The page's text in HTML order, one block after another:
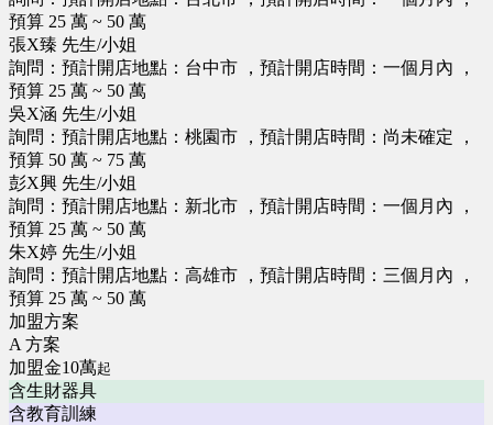
預算 25 萬 ~ 50 萬
張X臻 先生/小姐
詢問：預計開店地點：台中市 ，預計開店時間：一個月內 ，
預算 25 萬 ~ 50 萬
吳X涵 先生/小姐
詢問：預計開店地點：桃園市 ，預計開店時間：尚未確定 ，
預算 50 萬 ~ 75 萬
彭X興 先生/小姐
詢問：預計開店地點：新北市 ，預計開店時間：一個月內 ，
預算 25 萬 ~ 50 萬
朱X婷 先生/小姐
詢問：預計開店地點：高雄市 ，預計開店時間：三個月內 ，
預算 25 萬 ~ 50 萬
加盟方案
A 方案
加盟金10萬起
含生財器具
含教育訓練